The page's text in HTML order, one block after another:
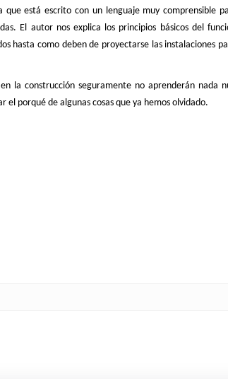
que está escrito con un lenguaje muy comprensible
El autor nos explica los principios básicos del
hasta como deben de proyectarse las instalaciones
la construcción seguramente no aprenderán nada
el porqué de algunas cosas que ya hemos olvidado.